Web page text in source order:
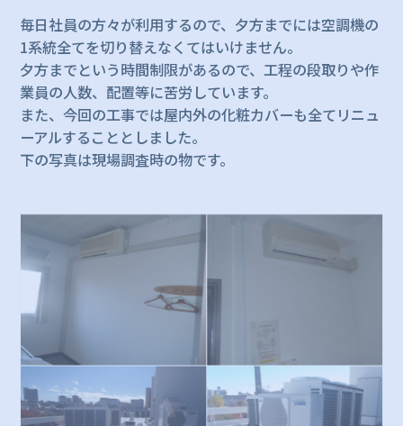
毎日社員の方々が利用するので、夕方までには空調機の
1系統全てを切り替えなくてはいけません。
夕方までという時間制限があるので、工程の段取りや作
業員の人数、配置等に苦労しています。
また、今回の工事では屋内外の化粧カバーも全てリニュ
ーアルすることとしました。
下の写真は現場調査時の物です。